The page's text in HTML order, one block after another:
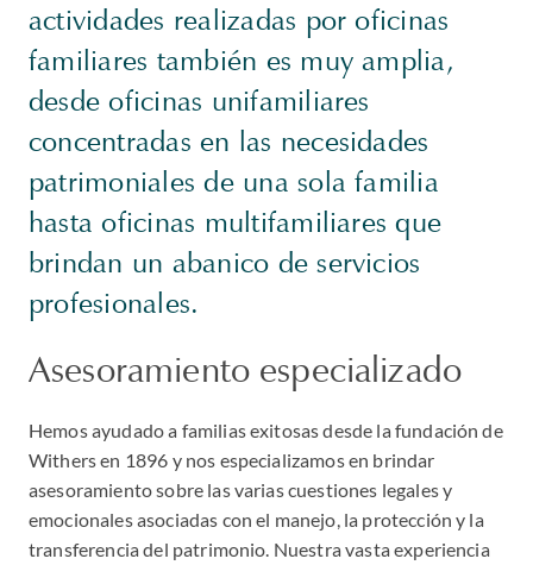
actividades realizadas por oficinas
familiares también es muy amplia,
desde oficinas unifamiliares
concentradas en las necesidades
patrimoniales de una sola familia
hasta oficinas multifamiliares que
brindan un abanico de servicios
profesionales.
Asesoramiento especializado
Hemos ayudado a familias exitosas desde la fundación de
Withers en 1896 y nos especializamos en brindar
asesoramiento sobre las varias cuestiones legales y
emocionales asociadas con el manejo, la protección y la
transferencia del patrimonio. Nuestra vasta experiencia